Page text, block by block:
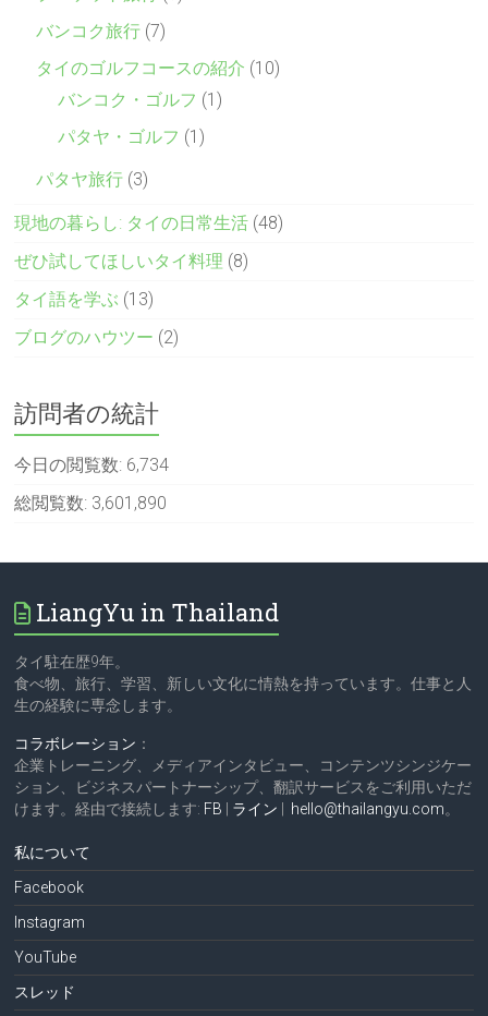
バンコク旅行 (7)
タイのゴルフコースの紹介 (10)
バンコク・ゴルフ (1)
パタヤ・ゴルフ (1)
パタヤ旅行 (3)
現地の暮らし: タイの日常生活 (48)
ぜひ試してほしいタイ料理 (8)
タイ語を学ぶ (13)
ブログのハウツー (2)
訪問者の統計
今日の閲覧数: 6,734
総閲覧数: 3,601,890
LiangYu in Thailand
タイ駐在歴9年。
食べ物、旅行、学習、新しい文化に情熱を持っています。仕事と人
生の経験に専念します。
コラボレーション ：
企業トレーニング、メディアインタビュー、コンテンツシンジケー
ション、ビジネスパートナーシップ、翻訳サービスをご利用いただ
けます。経由で接続します: FB ライン hello@thailangyu.com。
私について
Facebook
Instagram
YouTube
スレッド